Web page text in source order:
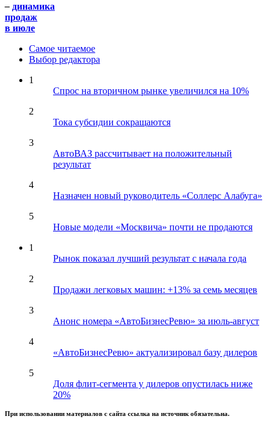
– динамика
продаж
в июле
Самое читаемое
Выбор редактора
1
Спрос на вторичном рынке увеличился на 10%
2
Тока субсидии сокращаются
3
АвтоВАЗ рассчитывает на положительный
результат
4
Назначен новый руководитель «Соллерс Алабуга»
5
Новые модели «Москвича» почти не продаются
1
Рынок показал лучший результат с начала года
2
Продажи легковых машин: +13% за семь месяцев
3
Анонс номера «АвтоБизнесРевю» за июль-август
4
«АвтоБизнесРевю» актуализировал базу дилеров
5
Доля флит-сегмента у дилеров опустилась ниже
20%
При использовании материалов с сайта ссылка на источник обязательна.